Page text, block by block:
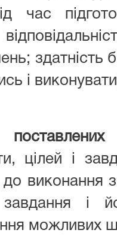
час
і
цілей і
до виконання
і
можливих